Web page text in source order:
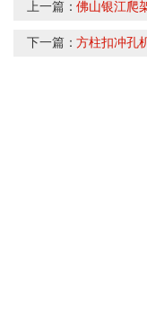
上一篇：佛山银江爬
下一篇：方柱扣冲孔